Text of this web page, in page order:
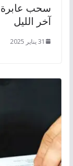
سحب عابرة
آخر الليل
31 يناير 2025